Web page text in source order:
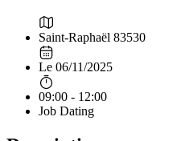
Saint-Raphaël 83530
Le 06/11/2025
09:00 - 12:00
Job Dating